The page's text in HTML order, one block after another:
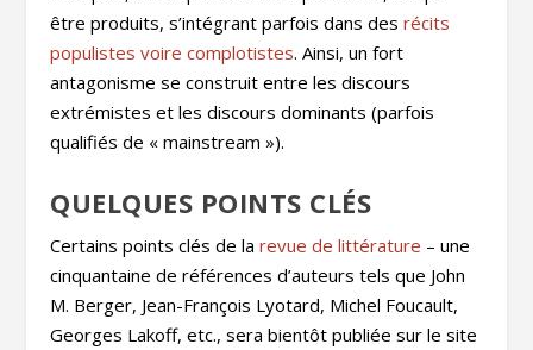
être produits, s’intégrant parfois dans desrécits
populistes voire complotistes. Ainsi, un fort
antagonisme se construit entre les discours
extrémistes et les discours dominants (parfois
qualifiés de « mainstream »).
QUELQUES POINTS CLÉS
Certains points clés de larevue de littérature – une
cinquantaine de références d’auteurs tels que John
M. Berger, Jean-François Lyotard, Michel Foucault,
Georges Lakoff, etc., sera bientôt publiée sur le site